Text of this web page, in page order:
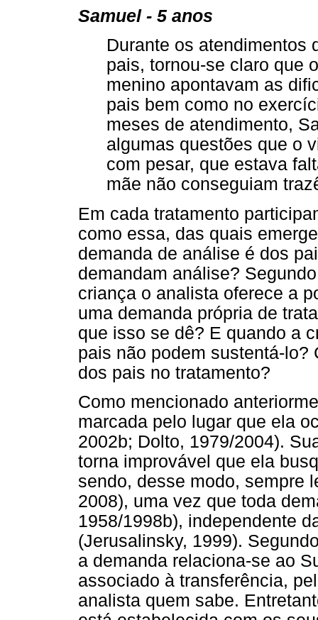
Samuel - 5 anos
Durante os atendimentos
pais, tornou-se claro que
menino apontavam as
pais bem como no
meses de atendimento,
algumas questões que o
com pesar, que estava
mãe não conseguiam
Em cada tratamento
como essa, das quais
demanda de análise é dos
demandam análise?
criança o analista oferece a
uma demanda própria de
que isso se dê? E quando a
pais não podem sustentá-lo?
dos pais no tratamento?
Como mencionado
marcada pelo lugar que ela
2002b; Dolto, 1979/2004).
torna improvável que ela
sendo, desse modo, sempre
2008), uma vez que toda
1958/1998b), independente
(Jerusalinsky, 1999).
a demanda relaciona-se ao
associado à transferência,
analista quem sabe.